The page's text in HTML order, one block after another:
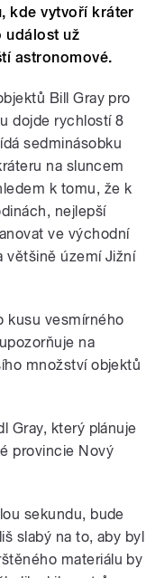
kde vytvoří kráter
událost už
astronomové.
Bill Gray pro
dojde rychlostí 8
sedminásobku
na sluncem
k tomu, že k
nejlepší
ve východní
většině území Jižní
kusu vesmírného
na
množství objektů
Gray, který plánuje
provincie Nový
sekundu, bude
slabý na to, aby byl
materiálu by